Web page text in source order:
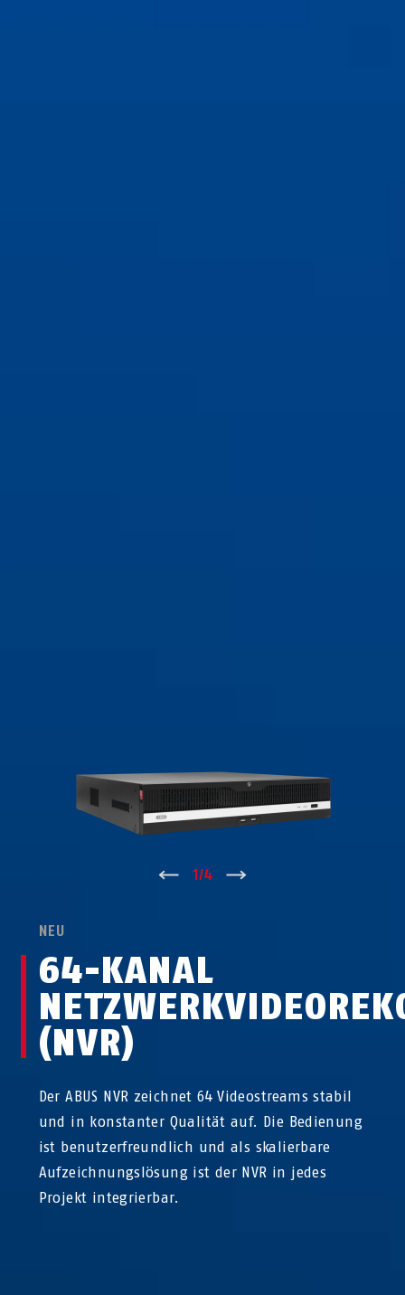
↑ 1/4
NEU
64-KANAL
(NVR)
Der ABUS NVR zeichnet 64 Videostreams stabil
und in konstanter Qualität auf. Die Bedienung
ist benutzerfreundlich und als skalierbare
Aufzeichnungslösung ist der NVR in jedes
Projekt integrierbar.